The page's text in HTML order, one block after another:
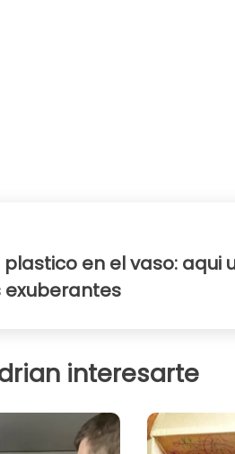
en el vaso: aqui
interesarte